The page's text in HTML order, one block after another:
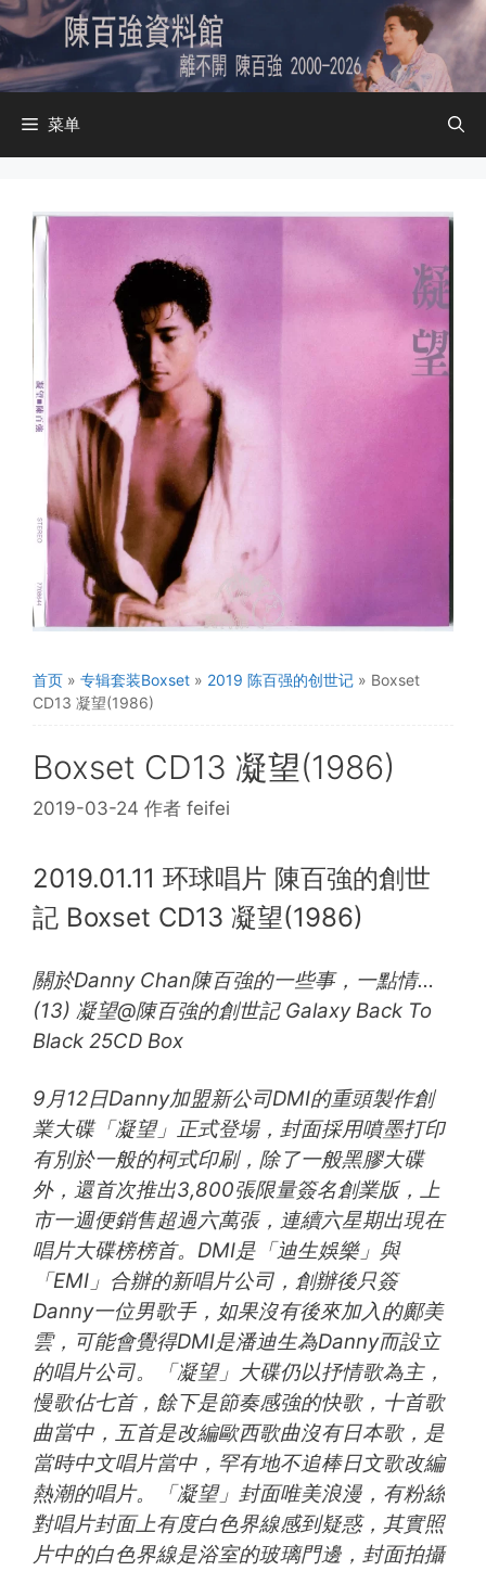
跳
至
内
容
菜单
首页 » 专辑套装Boxset » 2019 陈百强的创世记 » Boxset
CD13 凝望(1986)
Boxset CD13 凝望(1986)
2019-03-24 作者 feifei
2019.01.11 环球唱片 陳百強的創世
記 Boxset CD13 凝望(1986)
關於Danny Chan陳百強的一些事，一點情…
(13) 凝望@陳百強的創世記 Galaxy Back To
Black 25CD Box
9月12日Danny加盟新公司DMI的重頭製作創
業大碟「凝望」正式登場，封面採用噴墨打印
有別於一般的柯式印刷，除了一般黑膠大碟
外，還首次推出3,800張限量簽名創業版，上
市一週便銷售超過六萬張，連續六星期出現在
唱片大碟榜榜首。DMI是「迪生娛樂」與
「EMI」合辦的新唱片公司，創辦後只簽
Danny一位男歌手，如果沒有後來加入的鄺美
雲，可能會覺得DMI是潘迪生為Danny而設立
的唱片公司。「凝望」大碟仍以抒情歌為主，
慢歌佔七首，餘下是節奏感強的快歌，十首歌
曲當中，五首是改編歐西歌曲沒有日本歌，是
當時中文唱片當中，罕有地不追棒日文歌改編
熱潮的唱片。「凝望」封面唯美浪漫，有粉絲
對唱片封面上有度白色界線感到疑惑，其實照
片中的白色界線是浴室的玻璃門邊，封面拍攝